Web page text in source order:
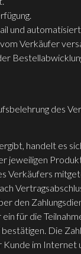
und
Verkäufer
des
handelt es
jeweiligen
Verkäufers
den
für die
Die
Kunde im